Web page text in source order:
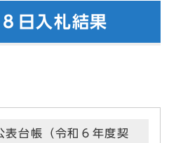
日入札結果
表台帳（令和６年度契